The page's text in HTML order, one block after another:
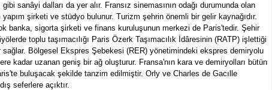
sanâyi dalları da yer alır. Fransız sinemasının odağı durumunda olan
şirketi ve stüdyo bulunur. Turizm şehrin önemli bir gelir kaynağıdır.
banka, sigorta şirketi ve finans kuruluşunun merkezi de Paris'tedir. Şehir
toplu taşımacılığı Paris Özerk Taşımacılık İdâresinin (RATP) işlettiği
sağlar. Bölgesel Ekspres Şebekesi (RER) yönetimindeki ekspres demiryolu
kadar uzanan geniş bir ağ oluşturur. Fransa'nın kara ve demiryolları bütün
buluşacak şekilde tanzim edilmiştir. Orly ve Charles de Gacılle
seferlere açıktır.